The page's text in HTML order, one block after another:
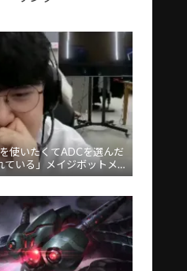
使いたくてADCを選んだ
いる」メイジボットメ